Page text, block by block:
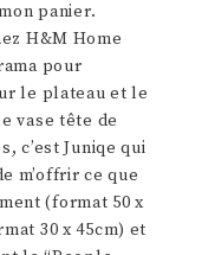
panier.
H&M Home
pour
le plateau et le
vase tête de
c’est Juniqe qui
m’offrir ce que
(format 50 x
30 x 45cm) et